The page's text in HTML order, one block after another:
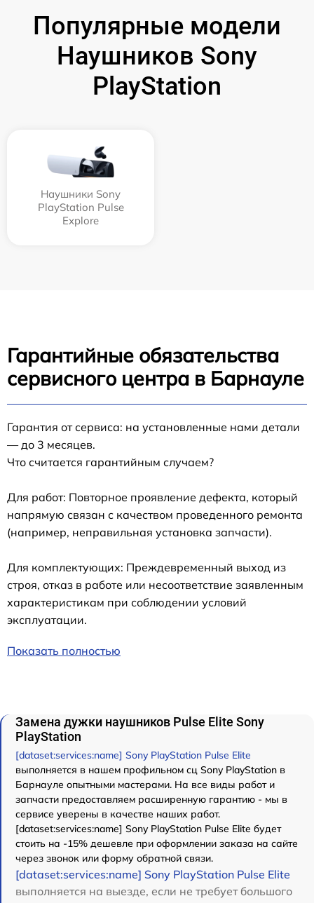
Популярные модели
Наушников Sony
PlayStation
Наушники Sony
PlayStation Pulse
Explore
Гарантийные обязательства
сервисного центра в Барнауле
Гарантия от сервиса: на установленные нами детали
— до 3 месяцев.
Что считается гарантийным случаем?
Для работ: Повторное проявление дефекта, который
напрямую связан с качеством проведенного ремонта
(например, неправильная установка запчасти).
Для комплектующих: Преждевременный выход из
строя, отказ в работе или несоответствие заявленным
характеристикам при соблюдении условий
эксплуатации.
Показать полностью
Замена дужки наушников Pulse Elite Sony
PlayStation
[dataset:services:name] Sony PlayStation Pulse Elite
выполняется в нашем профильном сц Sony PlayStation в
Барнауле опытными мастерами. На все виды работ и
запчасти предоставляем расширенную гарантию - мы в
сервисе уверены в качестве наших работ.
[dataset:services:name] Sony PlayStation Pulse Elite будет
стоить на -15% дешевле при оформлении заказа на сайте
через звонок или форму обратной связи.
[dataset:services:name] Sony PlayStation Pulse Elite
выполняется на выезде, если не требует большого